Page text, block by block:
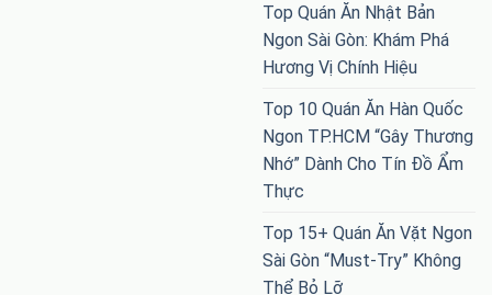
Top Quán Ăn Nhật Bản
Ngon Sài Gòn: Khám Phá
Hương Vị Chính Hiệu
Top 10 Quán Ăn Hàn Quốc
Ngon TP.HCM “Gây Thương
Nhớ” Dành Cho Tín Đồ Ẩm
Thực
Top 15+ Quán Ăn Vặt Ngon
Sài Gòn “Must-Try” Không
Thể Bỏ Lỡ